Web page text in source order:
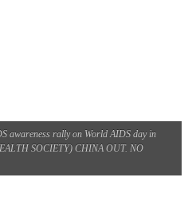
awareness rally on World AIDS day in
SOCIETY) CHINA OUT. NO